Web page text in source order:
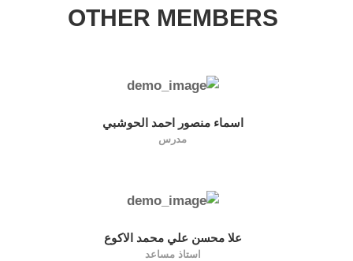
OTHER MEMBERS
اسماء منصور احمد الحوشبي
مدرس
علا محسن علي محمد الاكوع
استاذ مساعد